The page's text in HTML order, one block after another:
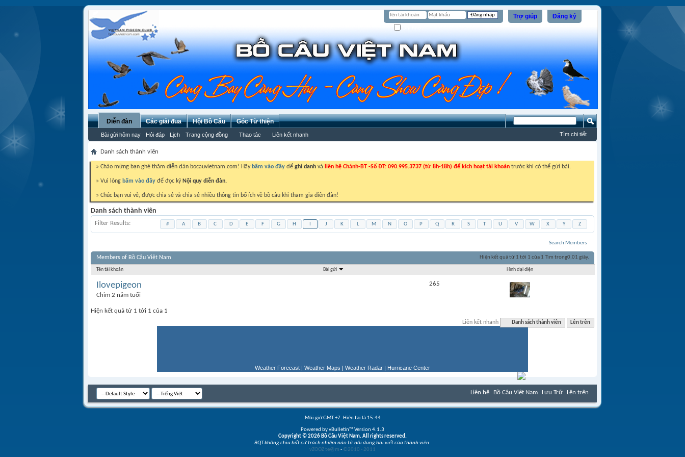
Đăng ký
Trợ giúp
Diễn đàn
Bài gửi hôm nay Hỏi đáp Lịch Trang cộng đồng Thao tác Liên kết nhanh
Các giải đua Hội Bồ Câu Góc Từ thiện
Tìm chi tiết
Danh sách thành viên
» Chào mừng bạn ghé thăm diễn đàn bocauvietnam.com! Hãy bấm vào đây để ghi danh và liên hệ Chánh-BT -Số ĐT: 090.995.3737 (từ 8h-18h) để kích hoạt tài khoản trước khi có thể gửi bài.
» Vui lòng bấm vào đây để đọc kỹ Nội quy diễn đàn.
» Chúc bạn vui vẻ, được chia sẻ và chia sẻ nhiều thông tin bổ ích về bồ câu khi tham gia diễn đàn!
Danh sách thành viên
Filter Results # A B C D E F G H J K L M N O P Q R S T U V W X Y Z
Search Members
Hiện kết quả từ 1 tới 1 của 1 Tìm trong0,01 giây.
Members of Bồ Câu Việt Nam
Tên tài khoản Bài gửi Hình đại diện
Ilovepigeon
Chim 2 năm tuổi
265
Hiện kết quả từ 1 tới 1 của 1
Liên kết nhanh Danh sách thành viên Lên trên
Weather Forecast | Weather Maps | Weather Radar | Hurricane Center
Liên hệ Bồ Câu Việt Nam Lưu Trữ Lên trên
Múi giờ GMT +7. Hiện tại là 15:44
Powered by vBulletin™ Version 4.1.3
Copyright © 2026 Bồ Câu Việt Nam. All rights reserved.
BQT không chịu bất cứ trách nhiệm nào từ nội dung bài viết của thành viên.
vZOOZ te@m - ©2010 - 2011